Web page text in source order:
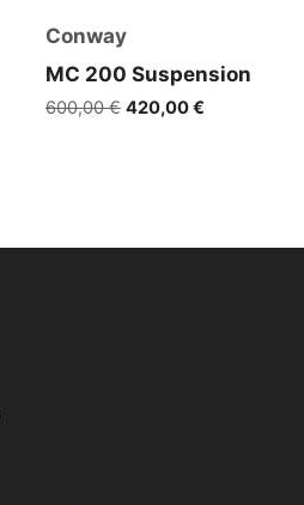
Conway
MC 200 Suspension
600,00€ Ursprünglicher
420,00€Aktueller